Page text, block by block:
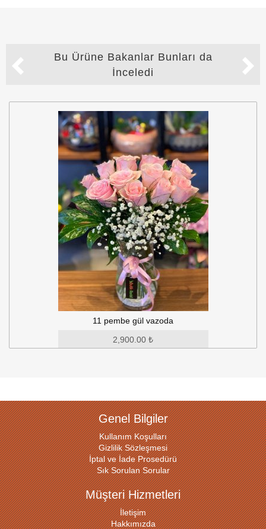
Bu Ürüne Bakanlar Bunları da
İnceledi
11 pembe gül vazoda
Genel Bilgiler
Kullanım Koşulları
Gizlilik Sözleşmesi
İptal ve İade Prosedürü
Sık Sorulan Sorular
Müşteri Hizmetleri
İletişim
Hakkımızda